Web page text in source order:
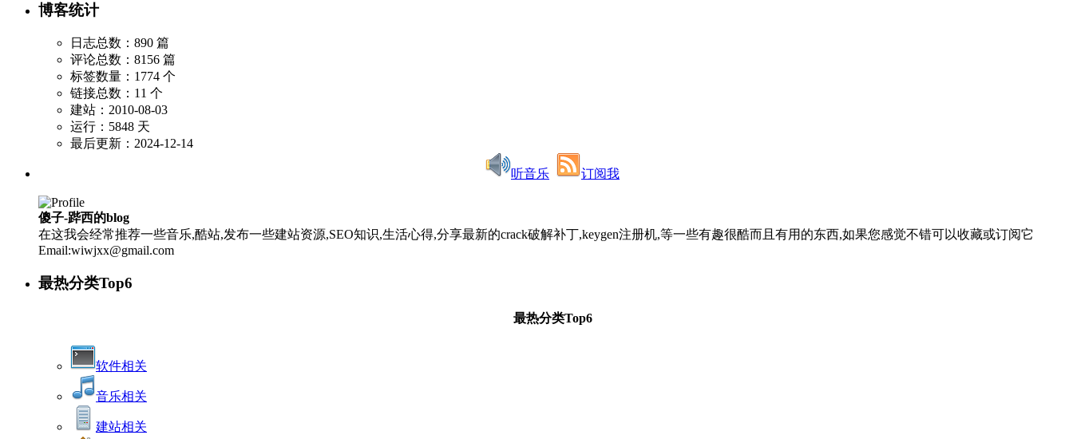
博客统计
日志总数：890 篇
评论总数：8156 篇
标签数量：1774 个
链接总数：11 个
建站：2010-08-03
运行：5848 天
最后更新：2024-12-14
听音乐 订阅我
傻子-跸西的blog
在这我会经常推荐一些音乐,酷站,发布一些建站资源,SEO知识,生活心得,分享最新的crack破解补丁,keygen注册机,等一些有趣很酷而且有用的东西,如果您感觉不错可以收藏或订阅它
Email:wiwjxx@gmail.com
最热分类Top6
最热分类Top6
软件相关
音乐相关
建站相关